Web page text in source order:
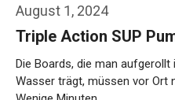
August 1, 2024
Triple Action SUP
Die Boards, die man
Wasser trägt, müssen vor Ort